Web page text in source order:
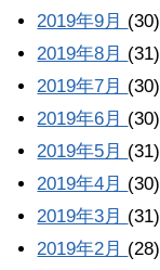
2019年9月 (30)
2019年8月 (31)
2019年7月 (30)
2019年6月 (30)
2019年5月 (31)
2019年4月 (30)
2019年3月 (31)
2019年2月 (28)